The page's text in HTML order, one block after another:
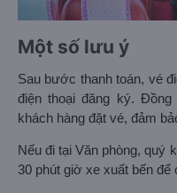
Một số lưu ý
Sau bước thanh toán, vé
điện thoại đăng ký.
khách hàng đặt vé, đảm
Nếu đi tại Văn phòng, quý
30 phút giờ xe xuất bến để